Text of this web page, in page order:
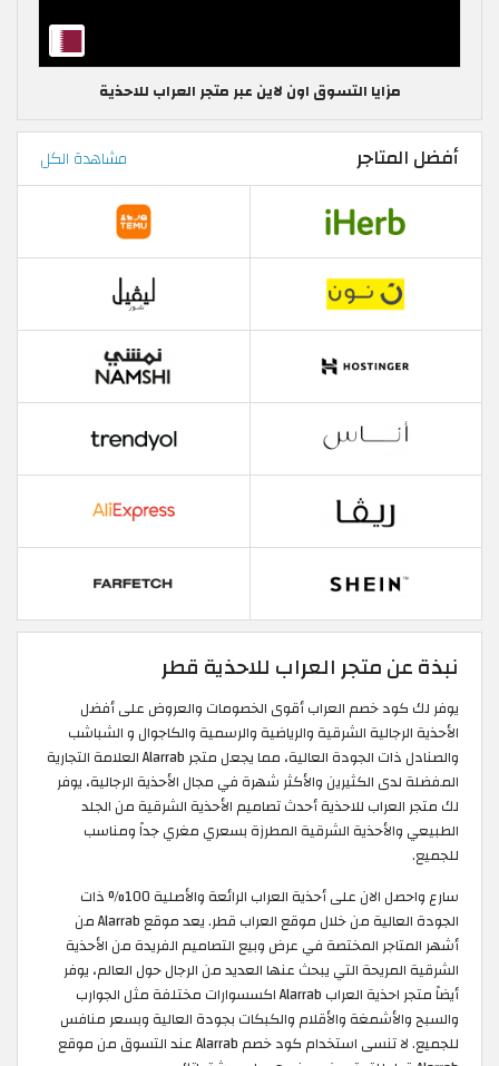
مزايا التسوق اون لاين عبر متجر العراب للاحذية
أفضل المتاجر مشاهدة الكل
نبذة عن متجر العراب للاحذية قطر
يوفر لك كود خصم العراب أقوى الخصومات والعروض على أفضل
الأحذية الرجالية الشرقية والرياضية والرسمية والكاجوال و الشباشب
والصنادل ذات الجودة العالية، مما يجعل متجر Alarrab العلامة التجارية
المفضلة لدى الكثيرين والأكثر شهرة في مجال الأحذية الرجالية، يوفر
لك متجر العراب للاحذية أحدث تصاميم الأحذية الشرقية من الجلد
الطبيعي والأحذية الشرقية المطرزة بسعري مغري جداً ومناسب
للجميع.
سارع واحصل الان على أحذية العراب الرائعة والأصلية 100% ذات
الجودة العالية من خلال موقع العراب قطر. يعد موقع Alarrab من
أشهر المتاجر المختصة في عرض وبيع التصاميم الفريدة من الأحذية
الشرقية المريحة التي يبحث عنها العديد من الرجال حول العالم، يوفر
أيضاً متجر احذية العراب Alarrab اكسسوارات مختلفة مثل الجوارب
والسبح والأشمغة والأقلام والكبكات بجودة العالية وبسعر منافس
للجميع. لا تنسى استخدام كود خصم Alarrab عند التسوق من موقع